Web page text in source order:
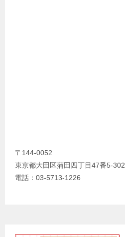
〒144-0052
東京都大田区蒲田四丁目47番5-302
電話：03-5713-1226